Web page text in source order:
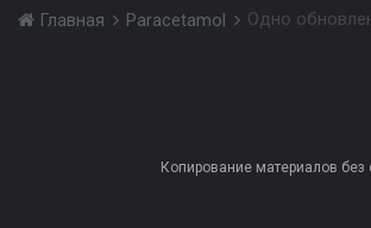
Главная Paracetamol Одно
Копирование материалов без